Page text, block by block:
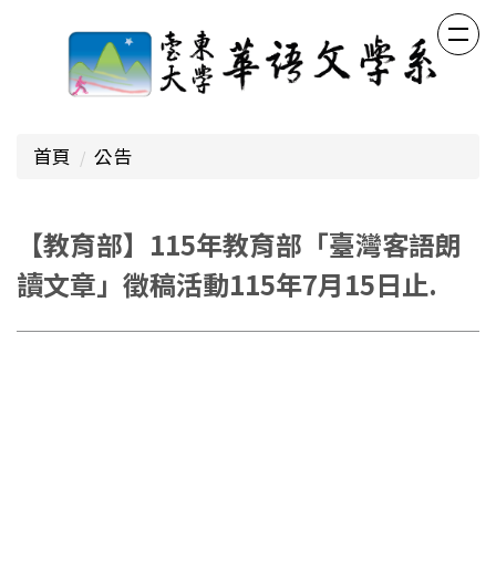
首頁 公告
【教育部】115年教育部「臺灣客語朗
讀文章」徵稿活動115年7月15日止.